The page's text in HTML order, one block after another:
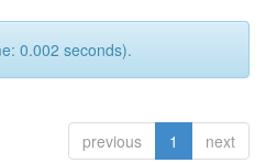
0.002 seconds).
previous 1 next